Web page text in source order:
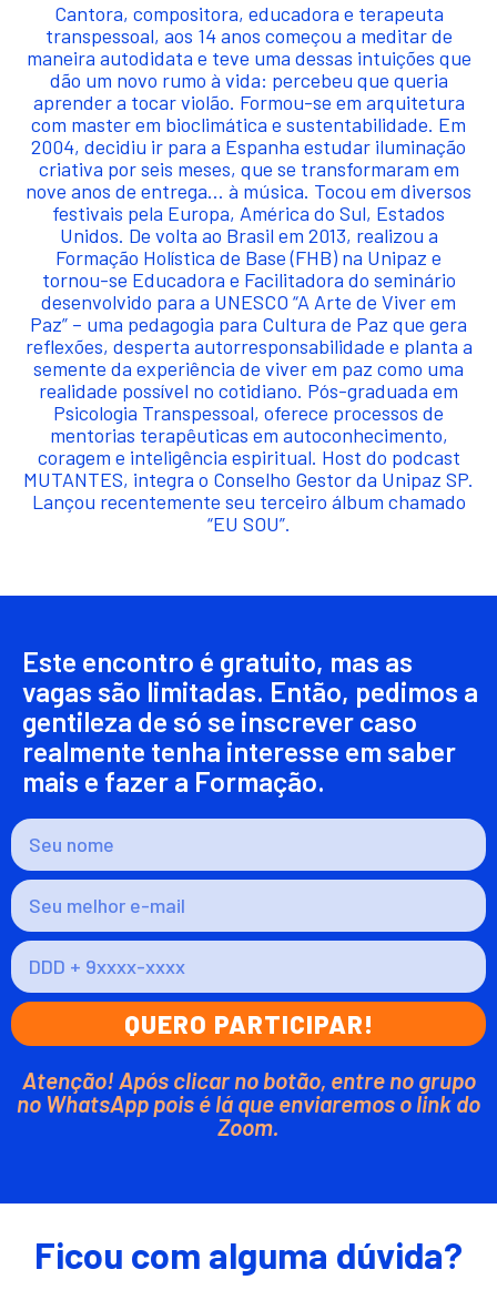
Cantora, compositora, educadora e terapeuta
transpessoal, aos 14 anos começou a meditar de
maneira autodidata e teve uma dessas intuições que
dão um novo rumo à vida: percebeu que queria
aprender a tocar violão. Formou-se em arquitetura
com master em bioclimática e sustentabilidade. Em
2004, decidiu ir para a Espanha estudar iluminação
criativa por seis meses, que se transformaram em
nove anos de entrega… à música. Tocou em diversos
festivais pela Europa, América do Sul, Estados
Unidos. De volta ao Brasil em 2013, realizou a
Formação Holística de Base (FHB) na Unipaz e
tornou-se Educadora e Facilitadora do seminário
desenvolvido para a UNESCO “A Arte de Viver em
Paz” – uma pedagogia para Cultura de Paz que gera
reflexões, desperta autorresponsabilidade e planta a
semente da experiência de viver em paz como uma
realidade possível no cotidiano. Pós-graduada em
Psicologia Transpessoal, oferece processos de
mentorias terapêuticas em autoconhecimento,
coragem e inteligência espiritual. Host do podcast
MUTANTES, integra o Conselho Gestor da Unipaz SP.
Lançou recentemente seu terceiro álbum chamado
“EU SOU”.
Este encontro é gratuito, mas as
vagas são limitadas. Então, pedimos a
gentileza de só se inscrever caso
realmente tenha interesse em saber
mais e fazer a Formação.
QUERO PARTICIPAR!
Atenção! Após clicar no botão, entre no grupo
no WhatsApp pois é lá que enviaremos o link do
Zoom.
Ficou com alguma dúvida?